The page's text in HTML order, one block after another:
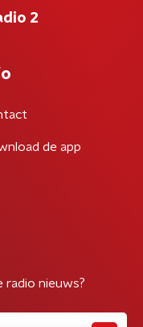
2
de app
nieuws?